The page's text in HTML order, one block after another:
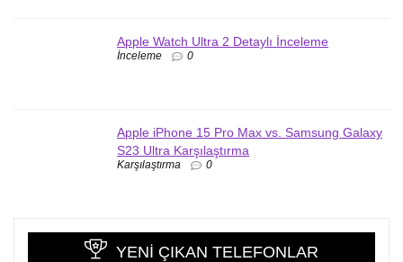
Apple Watch Ultra 2 Detaylı İnceleme
İnceleme 0
Apple iPhone 15 Pro Max vs. Samsung Galaxy
S23 Ultra Karşılaştırma
Karşılaştırma 0
YENI ÇIKAN TELEFONLAR